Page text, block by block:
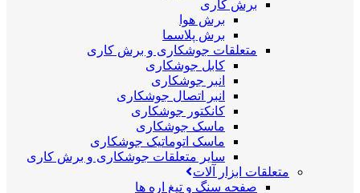
برش کاری
برش هوا
برش پلاسما
متعلقات جوشکاری و برش کاری
کابل جوشکاری
انبر جوشکاری
انبر اتصال جوشکاری
کانکتور جوشکاری
ماسک جوشکاری
ماسک اتوماتیک جوشکاری
سایر متعلقات جوشکاری و برش کاری
متعلقات ابزار آلات
صفحه سنگ و تیغ اره ها